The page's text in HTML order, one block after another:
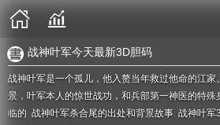
战神叶军今天最新3D胆码
战神叶军是一个孤儿，他入赘当年救过他命的江
景，叶军本人的惊世战功，和兵部第一神医的特
临的 战神叶军杀合尾的出处和背景故事 战神叶军